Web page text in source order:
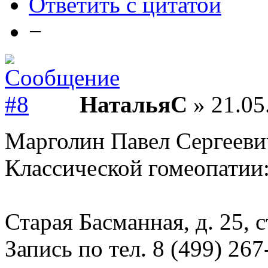
−
НатальяС »
Марголин Павел
Классической
Старая Басманная, д. 25,
Запись по тел. 8 (499)